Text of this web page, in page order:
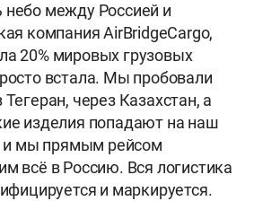
между Россией и
компания AirBridgeCargo,
20% мировых грузовых
встала. Мы пробовали
через Казахстан, а
изделия попадают на наш
и мы прямым рейсом
всё в Россию. Вся логистика
и маркируется.